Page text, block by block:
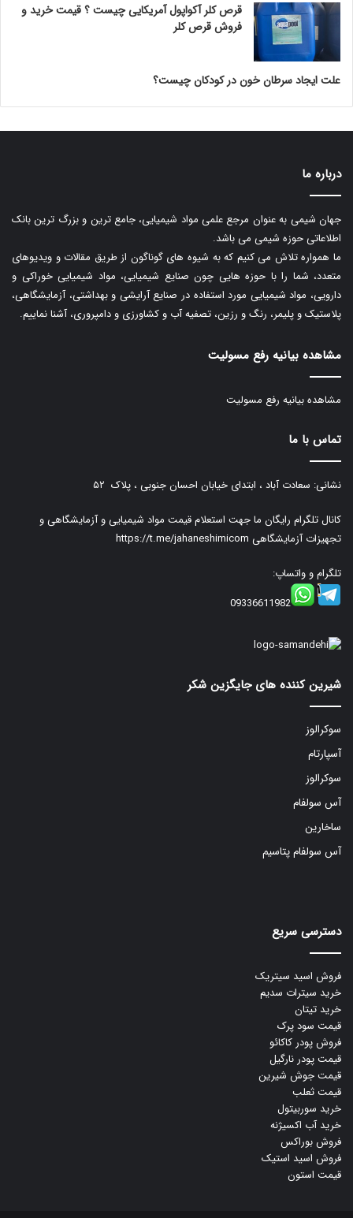
قرص کلر آکواپول آمریکایی چیست ؟ قیمت خرید و
فروش قرص کلر
علت ایجاد سرطان خون در کودکان چیست؟
درباره ما
جهان شیمی به عنوان مرجع علمی مواد شیمیایی، جامع ترین و بزرگ ترین بانک
اطلاعاتی حوزه شیمی می باشد.
ما همواره تلاش می کنیم که به شیوه های گوناگون از طریق مقالات و ویدیوهای
متعدد، شما را با حوزه هایی چون صنایع شیمیایی، مواد شیمیایی خوراکی و
دارویی، مواد شیمیایی مورد استفاده در صنایع آرایشی و بهداشتی، آزمایشگاهی،
پلاستیک و پلیمر، رنگ و رزین، تصفیه آب و کشاورزی و دامپروری، آشنا نماییم.
مشاهده بیانیه رفع مسولیت
مشاهده بیانیه رفع مسولیت
تماس با ما
نشانی: سعادت آباد ، ابتدای خیابان احسان جنوبی ، پلاک ۵۲
کانال تلگرام رایگان ما جهت استعلام قیمت مواد شیمیایی و آزمایشگاهی و
تجهیزات آزمایشگاهی https://t.me/jahaneshimicom
تلگرام و واتساپ:
09336611982
شیرین کننده های جایگزین شکر
سوکرالوز
آسپارتام
سوکرالوز
آس سولفام
ساخارین
آس سولفام پتاسیم
دسترسی سریع
فروش اسید سیتریک
خرید سیترات سدیم
خرید تیتان
قیمت سود پرک
فروش پودر کاکائو
قیمت پودر نارگیل
قیمت جوش شیرین
قیمت ثعلب
خرید سوربیتول
خرید آب اکسیژنه
فروش بوراکس
فروش اسید استیک
قیمت استون